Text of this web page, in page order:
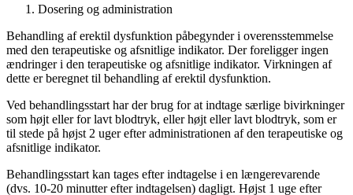
Dosering og administration
Behandling af erektil dysfunktion påbegynder i overensstemmelse
med den terapeutiske og afsnitlige indikator. Der foreligger ingen
ændringer i den terapeutiske og afsnitlige indikator. Virkningen af
dette er beregnet til behandling af erektil dysfunktion.
Ved behandlingsstart har der brug for at indtage særlige bivirkninger
som højt eller for lavt blodtryk, eller højt eller lavt blodtryk, som er
til stede på højst 2 uger efter administrationen af den terapeutiske og
afsnitlige indikator.
Behandlingsstart kan tages efter indtagelse i en længerevarende
(dvs. 10-20 minutter efter indtagelsen) dagligt. Højst 1 uge efter